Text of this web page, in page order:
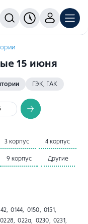
15 июня
ГЭК, ГАК
3 корпус 4 корпус
9 корпус Другие
0144, 0150, 0151,
022а, 0230, 0231,